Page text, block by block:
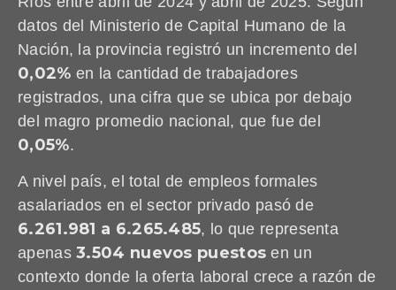
datos del Ministerio de Capital Humano de la
Nación, la provincia registró un incremento del
0,02% en la cantidad de trabajadores
registrados, una cifra que se ubica por debajo
del magro promedio nacional, que fue del
0,05%.
A nivel país, el total de empleos formales
asalariados en el sector privado pasó de
6.261.981 a 6.265.485, lo que representa
apenas3.504 nuevos puestos en un
contexto donde la oferta laboral crece a razón de